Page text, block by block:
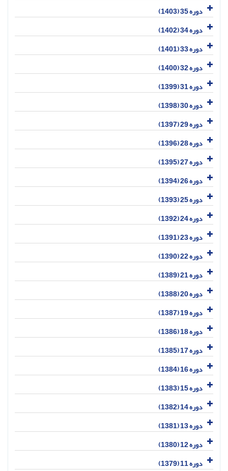
دوره 35 (1403)
دوره 34 (1402)
دوره 33 (1401)
دوره 32 (1400)
دوره 31 (1399)
دوره 30 (1398)
دوره 29 (1397)
دوره 28 (1396)
دوره 27 (1395)
دوره 26 (1394)
دوره 25 (1393)
دوره 24 (1392)
دوره 23 (1391)
دوره 22 (1390)
دوره 21 (1389)
دوره 20 (1388)
دوره 19 (1387)
دوره 18 (1386)
دوره 17 (1385)
دوره 16 (1384)
دوره 15 (1383)
دوره 14 (1382)
دوره 13 (1381)
دوره 12 (1380)
دوره 11 (1379)